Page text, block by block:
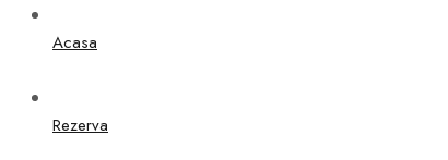
Acasa
Rezerva